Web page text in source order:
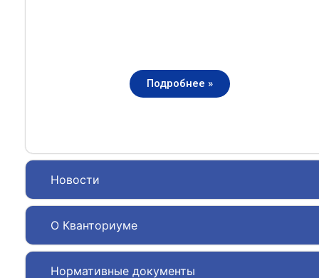
Новости
О Кванториуме
Нормативные документы
Подробнее »